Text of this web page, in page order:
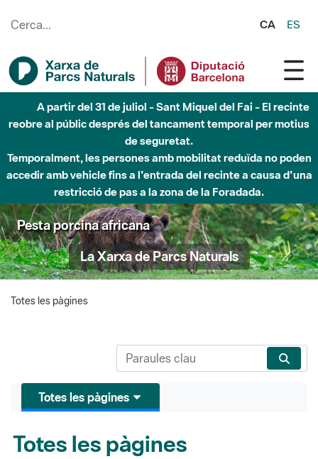
CA ES
A partir del 31 de juliol - Sant Miquel del Fai - El recinte
reobre al públic després del tancament temporal per motius
de seguretat.
Temporalment, les persones amb mobilitat reduïda no poden
accedir amb vehicle fins a l'entrada del recinte a causa d'una
restricció de pas a la zona de la Foradada.
Pesta porcina africana
La Xarxa de Parcs Naturals
Totes les pàgines
Totes les pàgines
Totes les pàgines